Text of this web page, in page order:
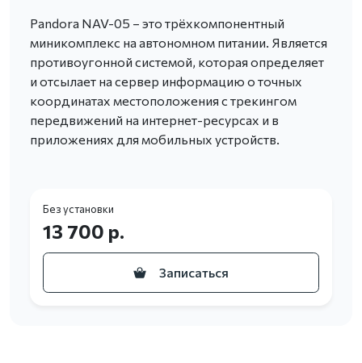
Pandora NAV-05 – это трёхкомпонентный
миникомплекс на автономном питании. Является
противоугонной системой, которая определяет
и отсылает на сервер информацию о точных
координатах местоположения с трекингом
передвижений на интернет-ресурсах и в
приложениях для мобильных устройств.
Без установки
13 700 р.
Записаться